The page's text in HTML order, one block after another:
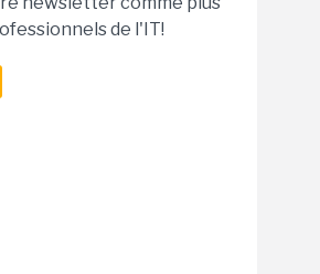
de l'IT!